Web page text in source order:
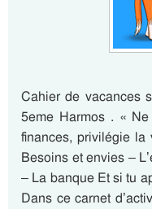
Cahier de vacances
5eme Harmos . «
finances, privilégie la
Besoins et envies –
– La banque Et si tu
Dans ce carnet